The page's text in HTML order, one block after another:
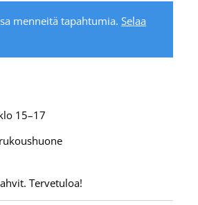
menneitä tapahtumia.Selaa
15–17
Tervetuloa!